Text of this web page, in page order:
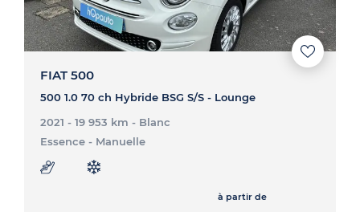
FIAT 500
500 1.0 70 ch Hybride BSG S/S - Lounge
2021 - 19 953 km - Blanc
Essence - Manuelle
à partir de